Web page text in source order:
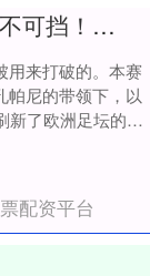
股巢网 16连胜势不可挡！恰当战术调整+满级人格魅力，孔帕尼塑造新拜仁
用来打破的。本赛
帕尼的带领下，以
新了欧洲足坛的历
态，宣告了一支
配资平台